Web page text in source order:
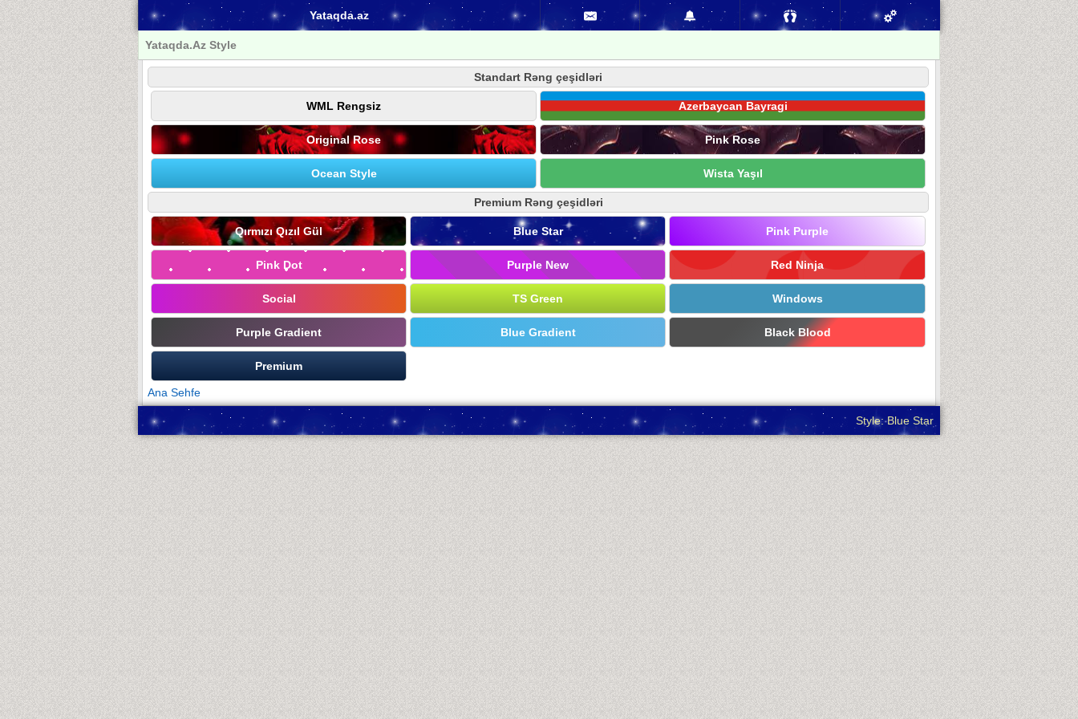
Yataqda.az
Yataqda.Az Style
Standart Rəng çeşidləri
WML Rengsiz Azerbaycan Bayragi
Original Rose Pink Rose
Ocean Style Wista Yaşıl
Premium Rəng çeşidləri
Qırmızı Qızıl Gül Blue Star Pink Purple
Pink Dot Purple New Red Ninja
Social TS Green Windows
Purple Gradient Blue Gradient Black Blood
Premium
Ana Sehfe
Style: Blue Star